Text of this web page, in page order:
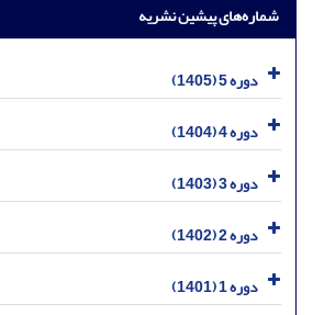
شماره‌های پیشین نشریه
دوره 5 (1405)
دوره 4 (1404)
دوره 3 (1403)
دوره 2 (1402)
دوره 1 (1401)